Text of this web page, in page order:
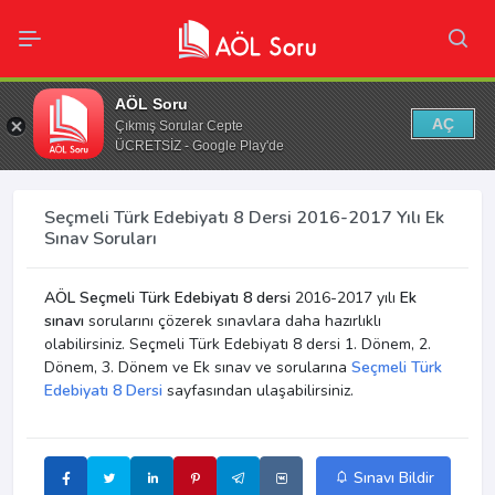
AÖL Soru
Çıkmış Sorular Cepte
ÜCRETSİZ - Google Play'de
AÇ
Seçmeli Türk Edebiyatı 8 Dersi 2016-2017 Yılı Ek
Sınav Soruları
AÖL Seçmeli Türk Edebiyatı 8 dersi 2016-2017 yılı Ek
sınavı sorularını çözerek sınavlara daha hazırlıklı
olabilirsiniz. Seçmeli Türk Edebiyatı 8 dersi 1. Dönem, 2.
Dönem, 3. Dönem ve Ek sınav ve sorularına Seçmeli Türk
Edebiyatı 8 Dersi sayfasından ulaşabilirsiniz.
Sınavı Bildir